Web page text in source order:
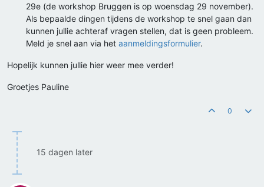
29e (de workshop Bruggen is op woensdag 29 november).
Als bepaalde dingen tijdens de workshop te snel gaan dan
kunnen jullie achteraf vragen stellen, dat is geen probleem.
Meld je snel aan via het aanmeldingsformulier.
Hopelijk kunnen jullie hier weer mee verder!
Groetjes Pauline
0
15 dagen later